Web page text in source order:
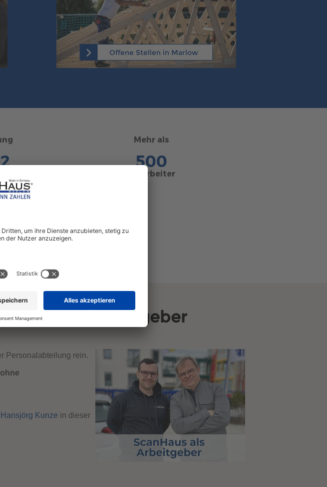
Offene Stellen in Marlow
Mehr als
500
Mitarbeiter
und in
als Arbeitgeber
Personalabteilung rein.
Hansjörg Kunze in dieser